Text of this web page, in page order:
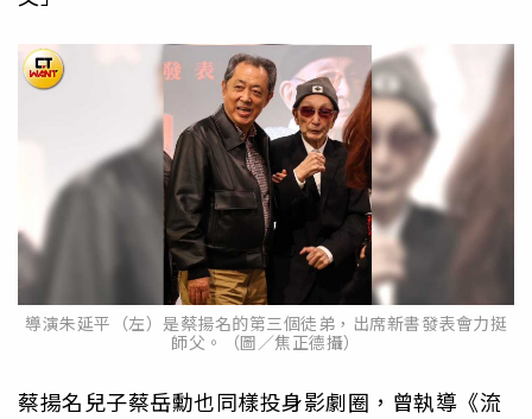
導演朱延平（左）是蔡揚名的第三個徒弟，出席新書發表會力挺
師父。（圖／焦正德攝）
蔡揚名兒子蔡岳勳也同樣投身影劇圈，曾執導《流